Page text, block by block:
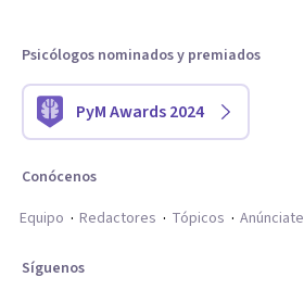
Psicólogos nominados y premiados
PyM Awards 2024
Conócenos
Equipo
Redactores Tópicos Anúnciate
Síguenos